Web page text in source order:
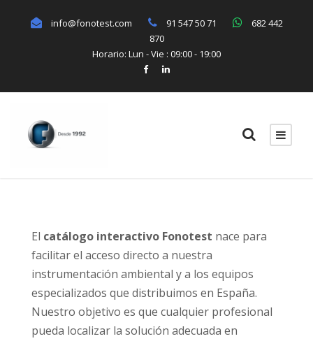
info@fonotest.com 91 547 50 71
682 442
870
Horario: Lun - Vie : 09:00 - 19:00
El catálogo interactivo Fonotest nace para
facilitar el acceso directo a nuestra
instrumentación ambiental y a los equipos
especializados que distribuimos en España.
Nuestro objetivo es que cualquier profesional
pueda localizar la solución adecuada en